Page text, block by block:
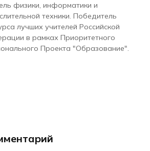
физики, информатики и
техники. Победитель
лучших учителей Российской
в рамках Приоритетного
Проекта "Образование".